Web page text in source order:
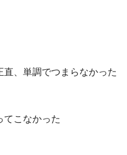
、単調でつまらなかった
てこなかった